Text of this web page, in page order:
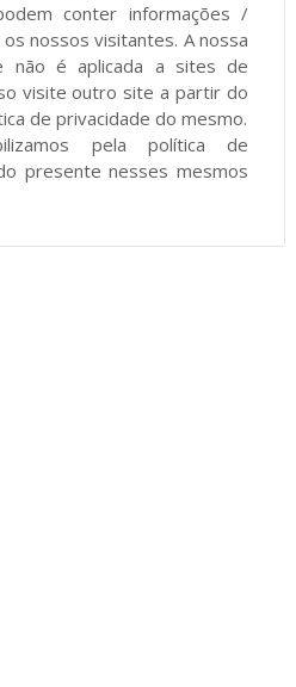
conter informações /
nossos visitantes. A nossa
não é aplicada a sites de
visite outro site a partir do
de privacidade do mesmo.
pela política de
presente nesses mesmos